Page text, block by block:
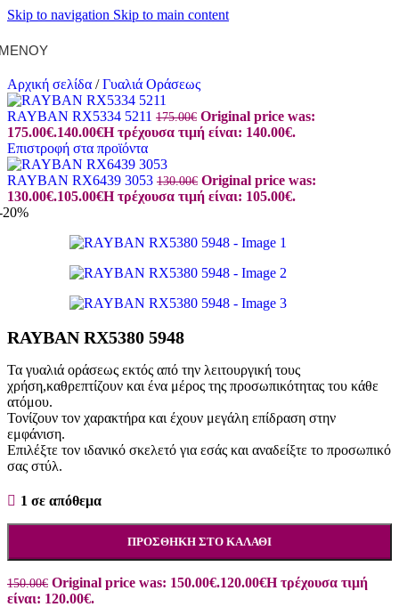
Skip to navigation Skip to main content
Αρχική σελίδα / Γυαλιά Οράσεως
RAYBAN RX5334 5211 175.00€ Original price was:
175.00€.140.00€Η τρέχουσα τιμή είναι: 140.00€.
Επιστροφή στα προϊόντα
RAYBAN RX6439 3053 130.00€ Original price was:
130.00€.105.00€Η τρέχουσα τιμή είναι: 105.00€.
20%
RAYBAN RX5380 5948
Τα γυαλιά οράσεως εκτός από την λειτουργική τους
χρήση,καθρεπτίζουν και ένα μέρος της προσωπικότητας του κάθε
ατόμου.
Τονίζουν τον χαρακτήρα και έχουν μεγάλη επίδραση στην
εμφάνιση.
Επιλέξτε τον ιδανικό σκελετό για εσάς και αναδείξτε το προσωπικό
σας στύλ.
1 σε απόθεμα
ΠΡΟΣΘΉΚΗ ΣΤΟ ΚΑΛΆΘΙ
150.00€ Original price was: 150.00€.120.00€Η τρέχουσα τιμή
είναι: 120.00€.